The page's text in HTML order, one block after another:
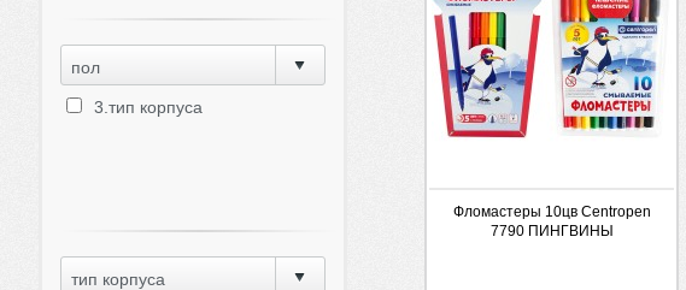
пол
3.тип корпуса
тип корпуса
Фломастеры 10цв Centropen
7790 ПИНГВИНЫ